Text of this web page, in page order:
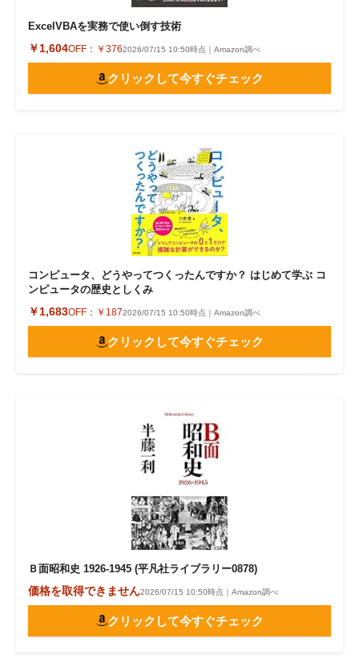
ExcelVBAを実務で使い倒す技術
￥1,604OFF： ￥3762026/07/15 10:50時点｜Amazon調べ
クリックして今すぐチェック
コンピュータ、どうやってつくったんですか？ はじめて学ぶ コ
ンピュータの歴史としくみ
￥1,683OFF： ￥1872026/07/15 10:50時点｜Amazon調べ
クリックして今すぐチェック
Ｂ面昭和史 1926-1945 (平凡社ライブラリー0878)
価格を取得できません2026/07/15 10:50時点｜Amazon調べ
クリックして今すぐチェック